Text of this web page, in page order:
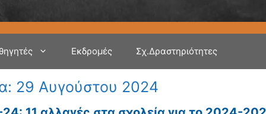
Εκδρομές Σχ.Δραστηριότητες
29 Αυγούστου 2024